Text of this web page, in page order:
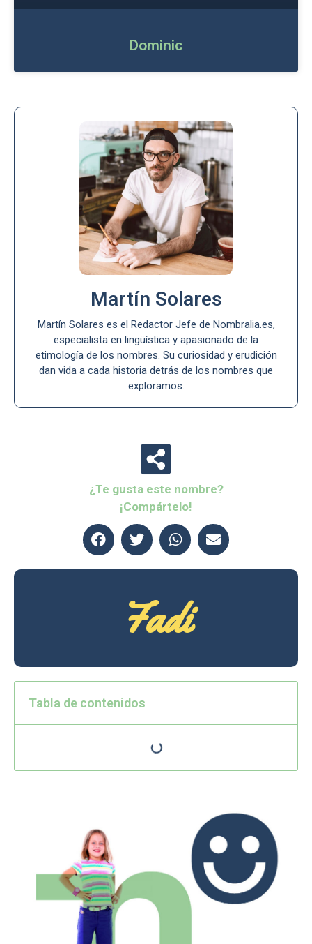
Dominic
Martín Solares
Martín Solares es el Redactor Jefe de Nombralia.es,
especialista en lingüística y apasionado de la
etimología de los nombres. Su curiosidad y erudición
dan vida a cada historia detrás de los nombres que
exploramos.
¿Te gusta este nombre?
¡Compártelo!
Fadi
Tabla de contenidos